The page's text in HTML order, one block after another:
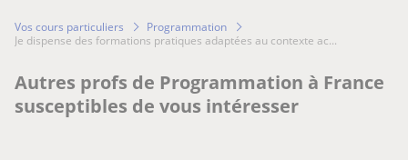
Vos cours particuliers
Programmation
je dispense des formations pratiques adaptées au contexte ac...
Autres profs de Programmation à France
susceptibles de vous intéresser